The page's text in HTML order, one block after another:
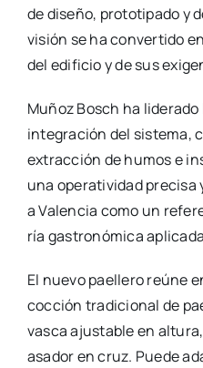
de dise­ño, pro­to­ti­pa­do y
visión se ha con­ver­ti­do
del edi­fi­cio y de sus
Muñoz Bosch ha
inte­gra­ción del sis­te­ma,
extrac­ción de humos e
una ope­ra­ti­vi­dad pre­ci­sa
a Valen­cia como un
ría gas­tro­nó­mi­ca
El nue­vo pae­lle­ro reúne
coc­ción tra­di­cio­nal de
vas­ca ajus­ta­ble en
asa­dor en cruz. Pue­de